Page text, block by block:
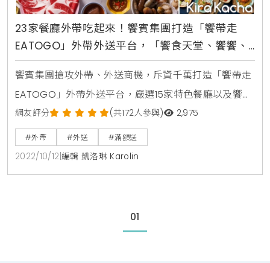
23家餐廳外帶吃起來！饗賓集團打造「饗帶走
EATOGO」外帶外送平台，「饗食天堂、饗饗、
旭集、果然匯、小福利火鍋、開飯川、饗泰多」
滿額再送私房菜
饗賓集團搶攻外帶、外送商機，斥資千萬打造「饗帶走
EATOGO」外帶外送平台，嚴選15家特色餐廳以及饗賓
八大品牌「饗食天堂」、「饗饗」、「旭集」、「果然
匯多國蔬食」、「小福利火鍋會所」、「開飯川食
堂」、「饗泰多」、「真珠台灣家味」等，提供中西日
式甚至連蔬食、火鍋、披薩等外帶、外送服務，期間限
廳」，提供酥脆德國豬腳、北義家常料理義式燉飯及西
網友評分 (共172人參與) 2,975
#外帶 #外送 #滿額送
2022/10/12 編輯 凱洛琳 Karolin
01